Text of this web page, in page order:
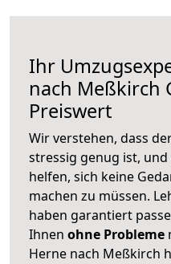
Ihr
nach Meßkirch
Preiswert
Wir verstehen, dass
stressig genug ist,
helfen, sich keine
machen zu müssen.
haben garantiert
Ihnen ohne Probleme
Herne nach Meßkirch